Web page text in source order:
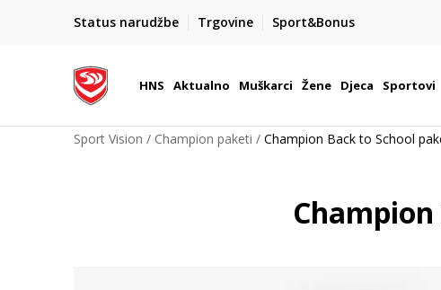
Status narudžbe Trgovine Sport&Bonus
BOX NOW
Dostava 1,50 €
| Više od 800 paketomata u Hrvatskoj
HNS Aktualno Muškarci Žene Djeca Sportovi
Sport Vision Champion paketi Champion Back to School